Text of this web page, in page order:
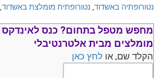
נטורופתיה באשדוד, נטורופתית מומלצת באשדוד,
מחפש מטפל בתחום? כנס לאינדקס
מומלצים מבית אלטרנטיבלי
הקלד שם, או לחץ כאן